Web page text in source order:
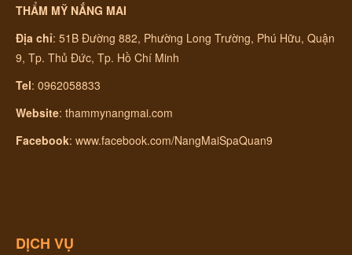
THẨM MỸ NẮNG MAI
Địa chỉ: 51B Đường 882, Phường Long Trường, Phú Hữu, Quận
9, Tp. Thủ Đức, Tp. Hồ Chí Minh
Tel: 0962058833
Website: thammynangmai.com
Facebook: www.facebook.com/NangMaiSpaQuan9
DỊCH VỤ